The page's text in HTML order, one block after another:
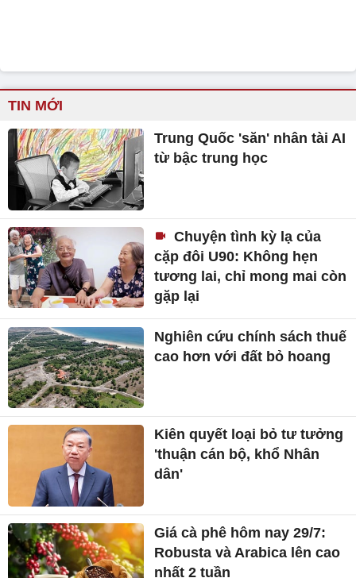
TIN MỚI
Trung Quốc 'săn' nhân tài AI
từ bậc trung học
Chuyện tình kỳ lạ của
cặp đôi U90: Không hẹn
tương lai, chỉ mong mai còn
gặp lại
Nghiên cứu chính sách thuế
cao hơn với đất bỏ hoang
Kiên quyết loại bỏ tư tưởng
'thuận cán bộ, khổ Nhân
dân'
Giá cà phê hôm nay 29/7:
Robusta và Arabica lên cao
nhất 2 tuần